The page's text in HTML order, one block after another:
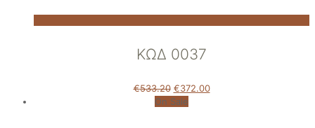
ΚΩΔ 0037
€533.20 €372.00
On Sale